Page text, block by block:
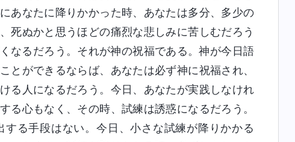
あなたに降りかかった時、あなたは多分、多少の
死ぬかと思うほどの痛烈な悲しみに苦しむだろう
るだろう。それが神の祝福である。神が今日語
とができるならば、あなたは必ず神に祝福され、
る人になるだろう。今日、あなたが実践しなけれ
心もなく、その時、試練は誘惑になるだろう。
る手段はない。今日、小さな試練が降りかかる